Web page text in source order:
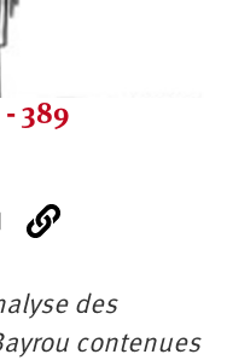
389
des
contenues